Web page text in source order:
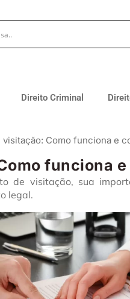
Direito Criminal
visitação: Como funciona e
funciona
de visitação, sua
legal.